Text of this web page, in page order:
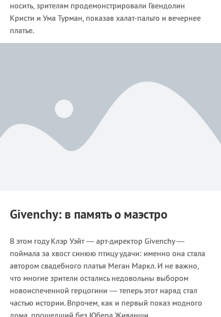
носить, зрителям продемонстрировали Гвендолин
Кристи и Ума Турман, показав халат-пальто и вечернее
платье.
Givenchy: в память о маэстро
В этом году Клэр Уэйт — арт-директор Givenchy —
поймала за хвост синюю птицу удачи: именно она стала
автором свадебного платья Меган Маркл. И не важно,
что многие зрители остались недовольны выбором
новоиспеченной герцогини — теперь этот наряд стал
частью истории. Впрочем, как и первый показ модного
дома, прошедший без Юбера Живанши.